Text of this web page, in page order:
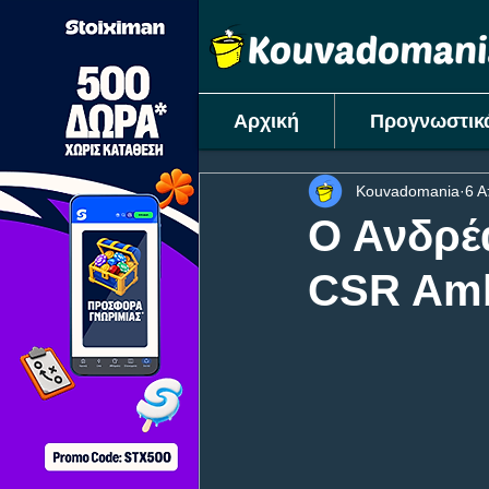
Αρχική
Ο
CSR
Kouvadomania 6